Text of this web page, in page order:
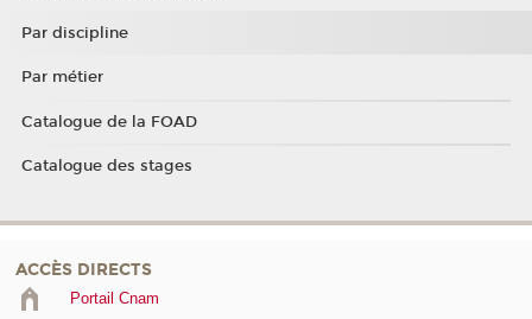
Par discipline
Par métier
Catalogue de la FOAD
Catalogue des stages
ACCÈS DIRECTS
Portail Cnam